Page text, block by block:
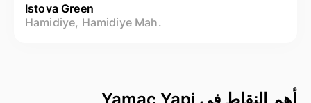
Istova Green
Hamidiye, Hamidiye Mah.
أهم النقاط في Yamac Yapi